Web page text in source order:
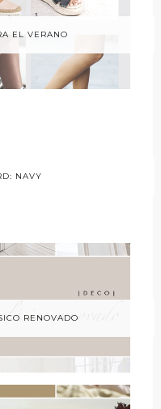
EL VERANO
NAVY
RENOVADO